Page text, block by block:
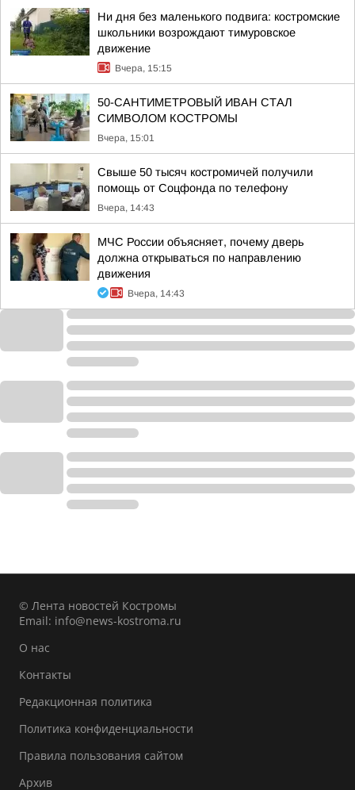
Ни дня без маленького подвига: костромские
школьники возрождают тимуровское
движение
Вчера, 15:15
50-САНТИМЕТРОВЫЙ ИВАН СТАЛ
СИМВОЛОМ КОСТРОМЫ
Вчера, 15:01
Свыше 50 тысяч костромичей получили
помощь от Соцфонда по телефону
Вчера, 14:43
МЧС России объясняет, почему дверь
должна открываться по направлению
движения
Вчера, 14:43
© Лента новостей Костромы
Email: info@news-kostroma.ru
О нас
Контакты
Редакционная политика
Политика конфиденциальности
Правила пользования сайтом
Архив